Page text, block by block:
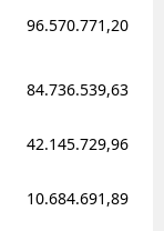
96.570.771,20
84.736.539,63
42.145.729,96
10.684.691,89